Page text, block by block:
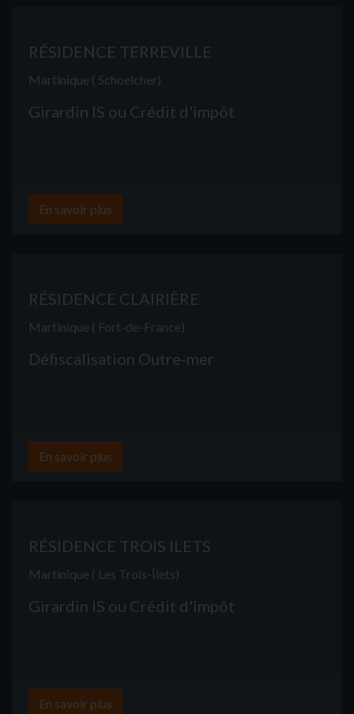
RÉSIDENCE TERREVILLE
Martinique ( Schoelcher)
Girardin IS ou Crédit d'impôt
En savoir plus
RÉSIDENCE CLAIRIÈRE
Martinique ( Fort-de-France)
Défiscalisation Outre-mer
En savoir plus
RÉSIDENCE TROIS ILETS
Martinique ( Les Trois-Îlets)
Girardin IS ou Crédit d'impôt
En savoir plus